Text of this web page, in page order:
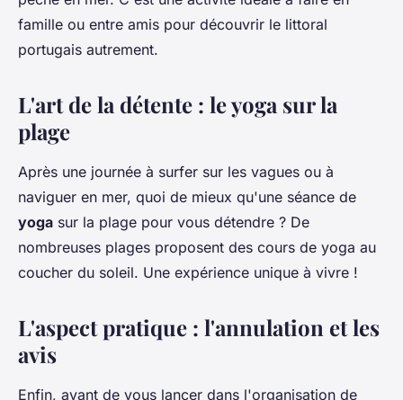
famille ou entre amis pour découvrir le littoral
portugais autrement.
L'art de la détente : le yoga sur la
plage
Après une journée à surfer sur les vagues ou à
naviguer en mer, quoi de mieux qu'une séance de
yoga sur la plage pour vous détendre ? De
nombreuses plages proposent des cours de yoga au
coucher du soleil. Une expérience unique à vivre !
L'aspect pratique : l'annulation et les
avis
Enfin, avant de vous lancer dans l'organisation de